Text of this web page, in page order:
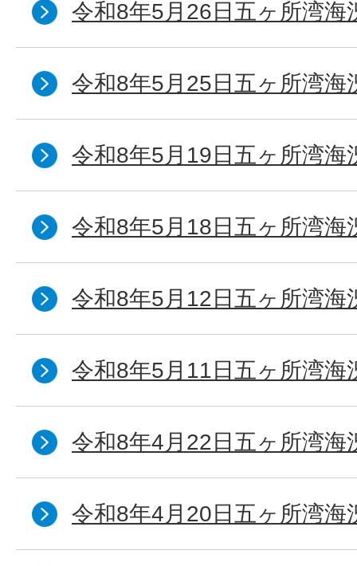
令和8年5月26日五ヶ所湾海
令和8年5月25日五ヶ所湾海
令和8年5月19日五ヶ所湾海
令和8年5月18日五ヶ所湾海
令和8年5月12日五ヶ所湾海
令和8年5月11日五ヶ所湾海
令和8年4月22日五ヶ所湾海
令和8年4月20日五ヶ所湾海